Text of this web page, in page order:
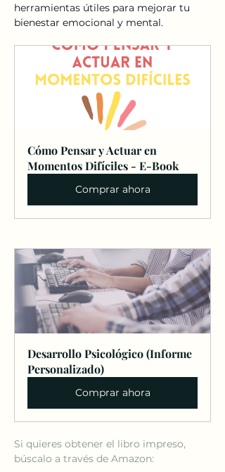
herramientas útiles para mejorar tu
bienestar emocional y mental.
Cómo Pensar y Actuar en
Momentos Difíciles - E-Book
Comprar ahora
Desarrollo Psicológico (Informe
Personalizado)
Comprar ahora
Si quieres obtener el libro impreso,
búscalo a través de Amazon: